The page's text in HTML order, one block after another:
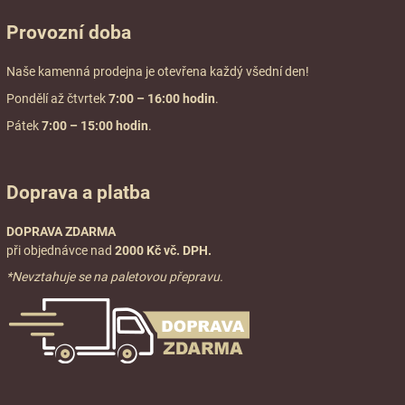
Provozní doba
Naše kamenná prodejna je otevřena každý všední den!
Pondělí až čtvrtek7:00 – 16:00 hodin.
Pátek7:00 – 15:00 hodin.
Doprava a platba
DOPRAVA ZDARMA
při objednávce nad 2000 Kč vč. DPH.
*Nevztahuje se na paletovou přepravu.